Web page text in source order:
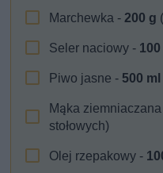
Marchewka -200 g
Seler naciowy - 100
Piwo jasne - 500 ml
Mąka
stołowych)
Olej rzepakowy -